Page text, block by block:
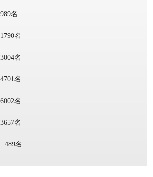
989名
1790名
3004名
4701名
6002名
3657名
489名